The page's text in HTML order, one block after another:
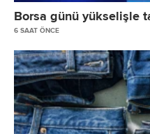
Borsa günü yükselişle
6 SAAT ÖNCE